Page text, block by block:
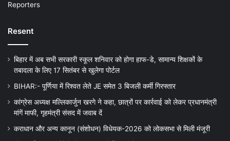
Reporters
Resent
बिहार में अब सभी सरकारी स्कूल शनिवार को होगा हाफ-डे, सामान्य शिक्षकों के
तबादला के लिए 17 सितंबर से खुलेगा पोर्टल
BIHAR:- पूर्णिया में रिश्वत लेते JE समेत 3 बिजली कर्मी गिरफ्तार
कांग्रेस अध्यक्ष मल्लिकार्जुन खरगे ने कहा, छात्रों पर कार्रवाई को लेकर प्रधानमंत्री
मांगें माफी, गृहमंत्री संसद में जवाब दें
कराधान और अन्य कानून (संशोधन) विधेयक-2026 को लोकसभा से मिली मंजूरी